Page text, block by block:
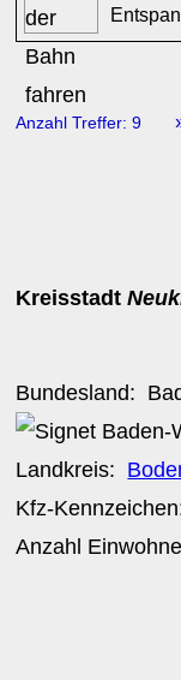
Anzahl Treffer: 9
Kreisstadt
Bundesland:
Landkreis:
Kfz-
Anzahl